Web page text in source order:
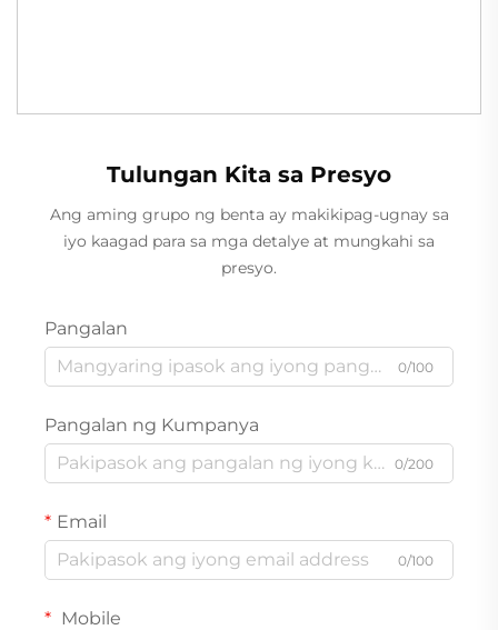
Tulungan Kita sa Presyo
Ang aming grupo ng benta ay makikipag-ugnay sa
iyo kaagad para sa mga detalye at mungkahi sa
presyo.
Pangalan
0/100
Pangalan ng Kumpanya
0/200
Email
0/100
Mobile